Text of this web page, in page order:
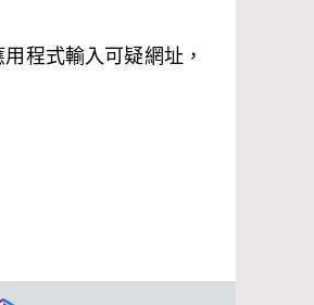
用程式輸入可疑網址，